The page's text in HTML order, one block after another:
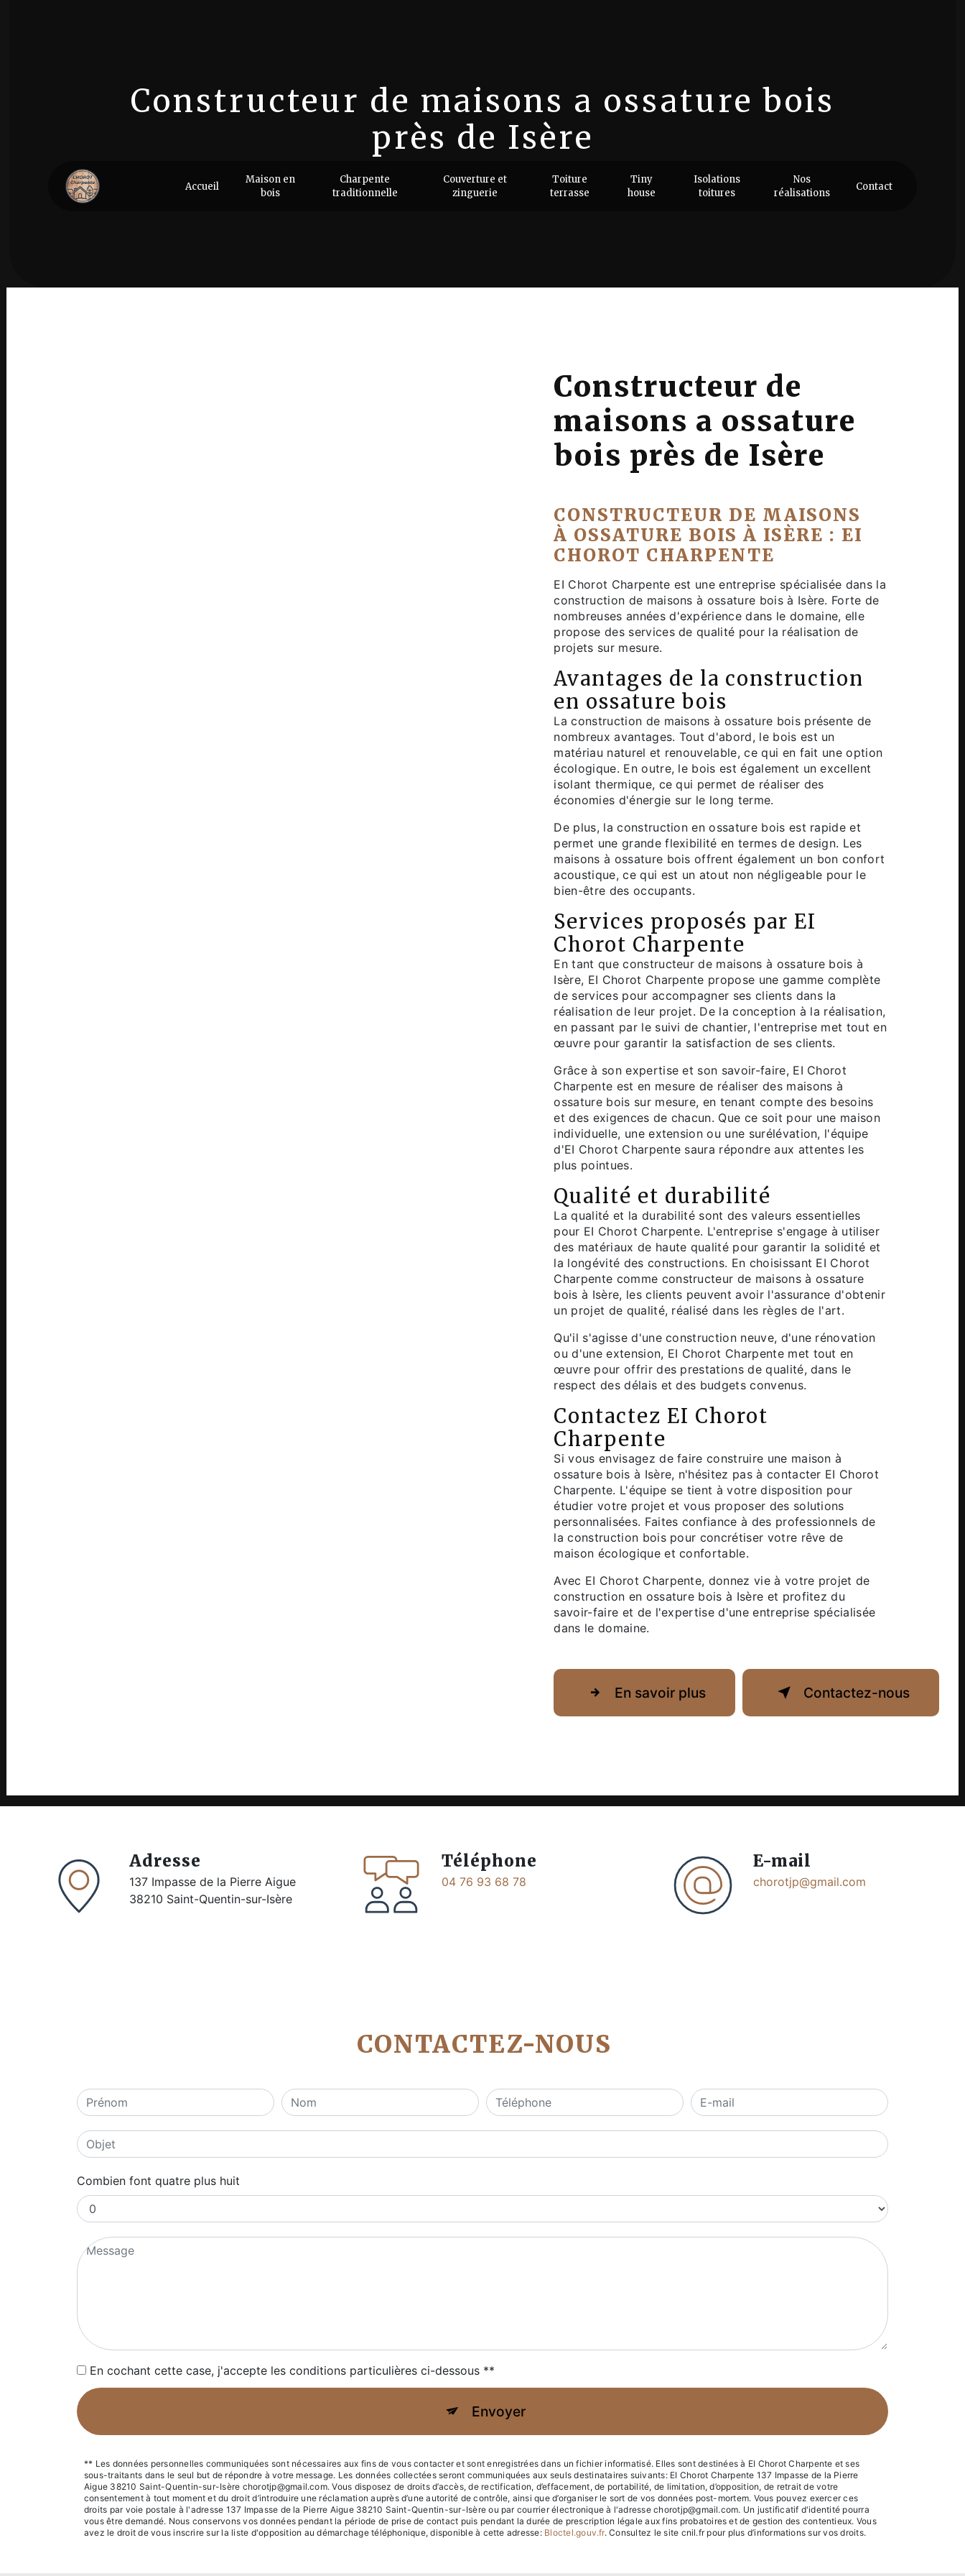
Accueil
Maison en
bois
Charpente
traditionnelle
Couverture et
zinguerie
Toiture
terrasse
Tiny
house
Isolations
toitures
Nos
réalisations
Contact
Constructeur de maisons a ossature bois
près de Isère
Constructeur de maisons a ossature bois
Constructeur de
maisons a ossature
bois près de Isère
CONSTRUCTEUR DE MAISONS
À OSSATURE BOIS À ISÈRE : EI
CHOROT CHARPENTE
EI Chorot Charpente est une entreprise spécialisée dans la
construction de maisons à ossature bois à Isère. Forte de
nombreuses années d'expérience dans le domaine, elle
propose des services de qualité pour la réalisation de
projets sur mesure.
Avantages de la construction
en ossature bois
La construction de maisons à ossature bois présente de
nombreux avantages. Tout d'abord, le bois est un
matériau naturel et renouvelable, ce qui en fait une option
écologique. En outre, le bois est également un excellent
isolant thermique, ce qui permet de réaliser des
économies d'énergie sur le long terme.
De plus, la construction en ossature bois est rapide et
permet une grande flexibilité en termes de design. Les
maisons à ossature bois offrent également un bon confort
acoustique, ce qui est un atout non négligeable pour le
bien-être des occupants.
Services proposés par EI
Chorot Charpente
En tant que constructeur de maisons à ossature bois à
Isère, EI Chorot Charpente propose une gamme complète
de services pour accompagner ses clients dans la
réalisation de leur projet. De la conception à la réalisation,
en passant par le suivi de chantier, l'entreprise met tout en
œuvre pour garantir la satisfaction de ses clients.
Grâce à son expertise et son savoir-faire, EI Chorot
Charpente est en mesure de réaliser des maisons à
ossature bois sur mesure, en tenant compte des besoins
et des exigences de chacun. Que ce soit pour une maison
individuelle, une extension ou une surélévation, l'équipe
d'EI Chorot Charpente saura répondre aux attentes les
plus pointues.
Qualité et durabilité
La qualité et la durabilité sont des valeurs essentielles
pour EI Chorot Charpente. L'entreprise s'engage à utiliser
des matériaux de haute qualité pour garantir la solidité et
la longévité des constructions. En choisissant EI Chorot
Charpente comme constructeur de maisons à ossature
bois à Isère, les clients peuvent avoir l'assurance d'obtenir
un projet de qualité, réalisé dans les règles de l'art.
Qu'il s'agisse d'une construction neuve, d'une rénovation
ou d'une extension, EI Chorot Charpente met tout en
œuvre pour offrir des prestations de qualité, dans le
respect des délais et des budgets convenus.
Contactez EI Chorot
Charpente
Si vous envisagez de faire construire une maison à
ossature bois à Isère, n'hésitez pas à contacter EI Chorot
Charpente. L'équipe se tient à votre disposition pour
étudier votre projet et vous proposer des solutions
personnalisées. Faites confiance à des professionnels de
la construction bois pour concrétiser votre rêve de
maison écologique et confortable.
Avec EI Chorot Charpente, donnez vie à votre projet de
construction en ossature bois à Isère et profitez du
savoir-faire et de l'expertise d'une entreprise spécialisée
dans le domaine.
En savoir plus Contactez-nous
Adresse
137 Impasse de la Pierre Aigue
38210 Saint-Quentin-sur-Isère
Téléphone
04 76 93 68 78
E-mail
chorotjp@gmail.com
CONTACTEZ-NOUS
Combien font quatre plus huit
En cochant cette case, j'accepte les conditions particulières ci-dessous **
Envoyer
** Les données personnelles communiquées sont nécessaires aux fins de vous contacter et sont enregistrées dans un fichier informatisé. Elles sont destinées à EI Chorot Charpente et ses
sous-traitants dans le seul but de répondre à votre message. Les données collectées seront communiquées aux seuls destinataires suivants: EI Chorot Charpente 137 Impasse de la Pierre
Aigue 38210 Saint-Quentin-sur-Isère chorotjp@gmail.com. Vous disposez de droits d’accès, de rectification, d’effacement, de portabilité, de limitation, d’opposition, de retrait de votre
consentement à tout moment et du droit d’introduire une réclamation auprès d’une autorité de contrôle, ainsi que d’organiser le sort de vos données post-mortem. Vous pouvez exercer ces
droits par voie postale à l'adresse 137 Impasse de la Pierre Aigue 38210 Saint-Quentin-sur-Isère ou par courrier électronique à l'adresse chorotjp@gmail.com. Un justificatif d'identité pourra
vous être demandé. Nous conservons vos données pendant la période de prise de contact puis pendant la durée de prescription légale aux fins probatoires et de gestion des contentieux. Vous
avez le droit de vous inscrire sur la liste d'opposition au démarchage téléphonique, disponible à cette adresse: Bloctel.gouv.fr. Consultez le site cnil.fr pour plus d’informations sur vos droits.